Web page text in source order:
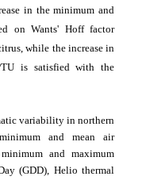
in the minimum and
on Wants' Hoff factor
while the increase in
is satisfiedwith the
variability in northern
and mean air
and maximum
(GDD), Helio thermal